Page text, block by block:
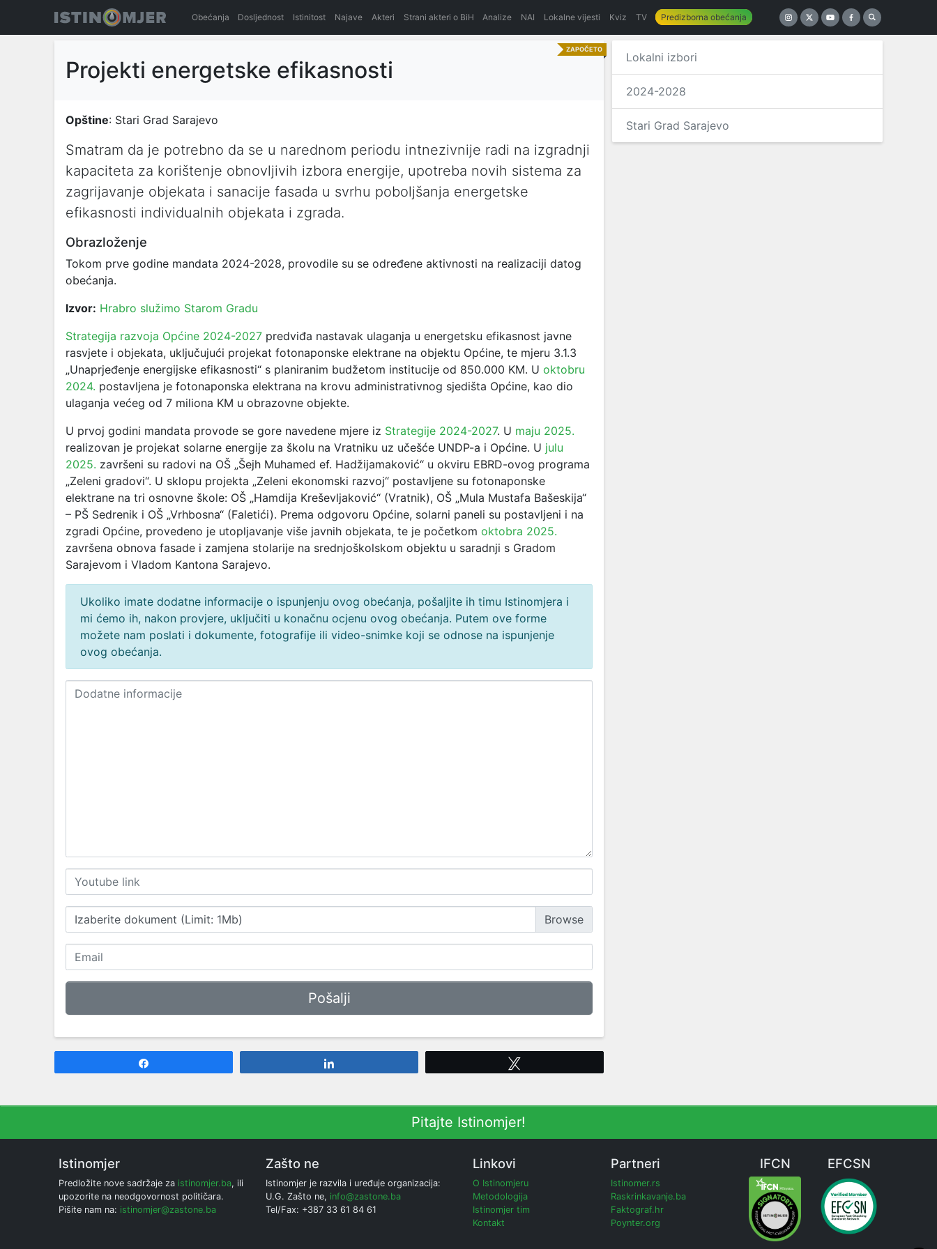
Obećanja Dosljednost Istinitost Najave Akteri Strani akteri o BiH Analize NAI Lokalne vijesti Kviz TV Predizborna obećanja
ZAPOČETO
Projekti energetske efikasnosti
Opštine: Stari Grad Sarajevo
Smatram da je potrebno da se u narednom periodu intnezivnije radi na izgradnji
kapaciteta za korištenje obnovljivih izbora energije, upotreba novih sistema za
zagrijavanje objekata i sanacije fasada u svrhu poboljšanja energetske
efikasnosti individualnih objekata i zgrada.
Obrazloženje
Tokom prve godine mandata 2024-2028, provodile su se određene aktivnosti na realizaciji datog
obećanja.
Izvor: Hrabro služimo Starom Gradu
Strategija razvoja Općine 2024-2027 predviđa nastavak ulaganja u energetsku efikasnost javne
rasvjete i objekata, uključujući projekat fotonaponske elektrane na objektu Općine, te mjeru 3.1.3
„Unaprjeđenje energijske efikasnosti“ s planiranim budžetom institucije od 850.000 KM. U oktobru
2024. postavljena je fotonaponska elektrana na krovu administrativnog sjedišta Općine, kao dio
ulaganja većeg od 7 miliona KM u obrazovne objekte.
U prvoj godini mandata provode se gore navedene mjere iz Strategije 2024-2027. U maju 2025.
realizovan je projekat solarne energije za školu na Vratniku uz učešće UNDP-a i Općine. U julu
2025. završeni su radovi na OŠ „Šejh Muhamed ef. Hadžijamaković“ u okviru EBRD-ovog programa
„Zeleni gradovi“. U sklopu projekta „Zeleni ekonomski razvoj“ postavljene su fotonaponske
elektrane na tri osnovne škole: OŠ „Hamdija Kreševljaković“ (Vratnik), OŠ „Mula Mustafa Bašeskija“
– PŠ Sedrenik i OŠ „Vrhbosna“ (Faletići). Prema odgovoru Općine, solarni paneli su postavljeni i na
zgradi Općine, provedeno je utopljavanje više javnih objekata, te je početkom oktobra 2025.
završena obnova fasade i zamjena stolarije na srednjoškolskom objektu u saradnji s Gradom
Sarajevom i Vladom Kantona Sarajevo.
Ukoliko imate dodatne informacije o ispunjenju ovog obećanja, pošaljite ih timu Istinomjera i
mi ćemo ih, nakon provjere, uključiti u konačnu ocjenu ovog obećanja. Putem ove forme
možete nam poslati i dokumente, fotografije ili video-snimke koji se odnose na ispunjenje
ovog obećanja.
Izaberite dokument (Limit: 1Mb)
Lokalni izbori
2024-2028
Stari Grad Sarajevo
Pitajte Istinomjer!
Istinomjer
Predložite nove sadržaje za istinomjer.ba, ili
upozorite na neodgovornost političara.
Pišite nam na: istinomjer@zastone.ba
Zašto ne
Istinomjer je razvila i uređuje organizacija:
U.G. Zašto ne, info@zastone.ba
Tel/Fax: +387 33 61 84 61
Linkovi
O Istinomjeru
Metodologija
Istinomjer tim
Kontakt
Partneri
Istinomer.rs
Raskrinkavanje.ba
Faktograf.hr
Poynter.org
IFCN EFCSN